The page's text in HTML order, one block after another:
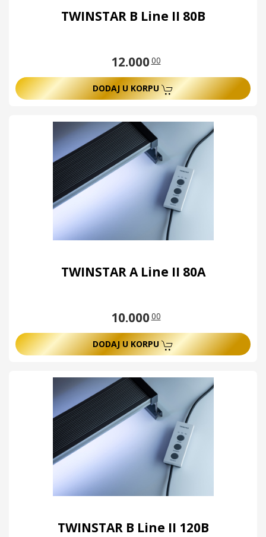
TWINSTAR B Line II 80B
12.00000
DODAJ U KORPU
TWINSTAR A Line II 80A
10.00000
DODAJ U KORPU
TWINSTAR B Line II 120B